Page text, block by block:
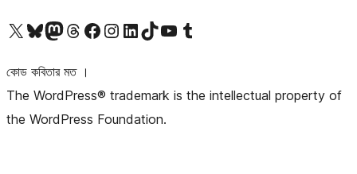
আমাদের X (আগের টুইটার) অ্যাকাউন্টে যানআমাদের Bluesky অ্যাকাউন্টটি দেখুনআমাদের মাস্টোডন অ্যাকাউন্টটি দেখুনআমাদের থ্রেডস অ্যাকাউন্টটি দেখুনআমাদের ফেসবুক পেজ দেখুনআমাদের ইন্সটাগ্রাম অ্যাকাউন্ট দেখুনআমাদের লিঙ্কডইন অ্যাকাউন্টে যানআমাদের TikTok অ্যাকাউন্টটি দেখুনআমাদের ইউটিউব চ্যানেলে যান আমাদের টাম্বলার অ্যাকাউন্ট দেখুন
কোড কবিতার মত ।
The WordPress® trademark is the intellectual property of
the WordPress Foundation.